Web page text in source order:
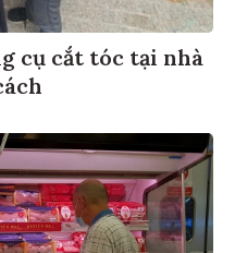
cụ cắt tóc tại nhà